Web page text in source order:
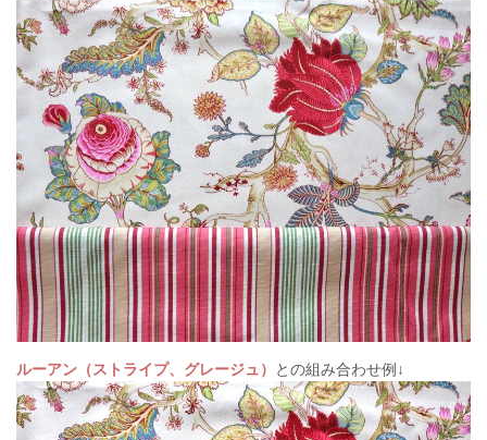
ルーアン（ストライプ、グレージュ） との組み合わせ例↓